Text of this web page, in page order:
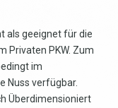
als geeignet für die
Privaten PKW. Zum
im
Nuss verfügbar.
Überdimensioniert